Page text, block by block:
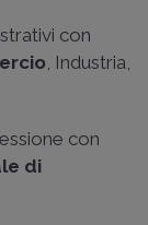
con
, Industria,
con
di